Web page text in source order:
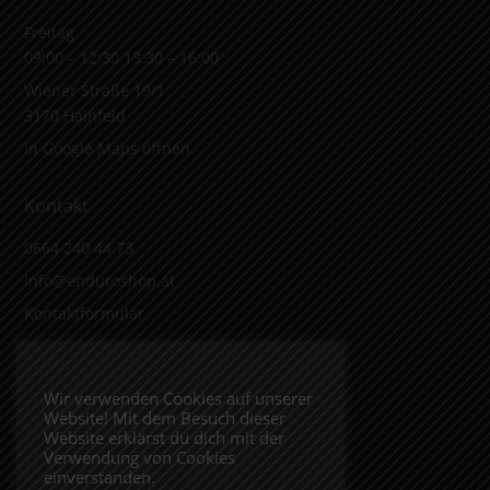
Freitag
09:00 – 12:30 13:30 – 16:00
Wiener Straße 19/1
3170 Hainfeld
In Google Maps öffnen.
Kontakt
0664 240 44 73
info@enduroshop.at
Kontaktformular
Impressum
Datenschutzerklärung
Wir verwenden Cookies auf unserer
Website! Mit dem Besuch dieser
Website erklärst du dich mit der
Verwendung von Cookies
einverstanden.